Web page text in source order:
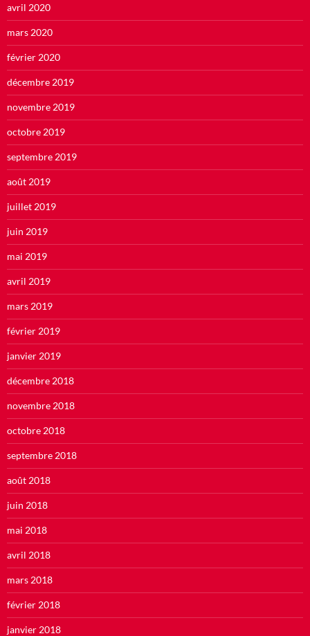
avril 2020
mars 2020
février 2020
décembre 2019
novembre 2019
octobre 2019
septembre 2019
août 2019
juillet 2019
juin 2019
mai 2019
avril 2019
mars 2019
février 2019
janvier 2019
décembre 2018
novembre 2018
octobre 2018
septembre 2018
août 2018
juin 2018
mai 2018
avril 2018
mars 2018
février 2018
janvier 2018